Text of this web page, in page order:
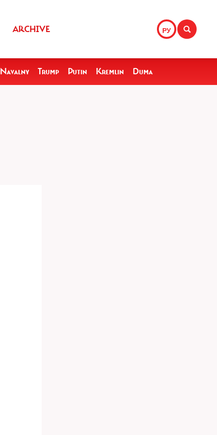
РУ
ARCHIVE
Navalny Trump Putin Kremlin Duma